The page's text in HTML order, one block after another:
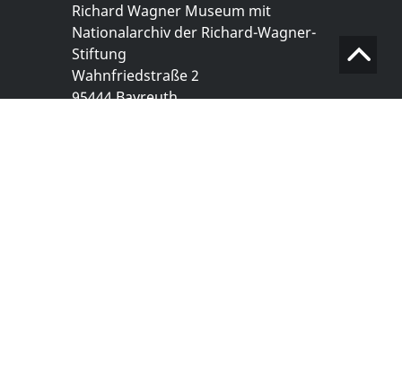
Richard Wagner Museum mit
Nationalarchiv der Richard-Wagner-
Stiftung
Wahnfriedstraße 2
95444 Bayreuth